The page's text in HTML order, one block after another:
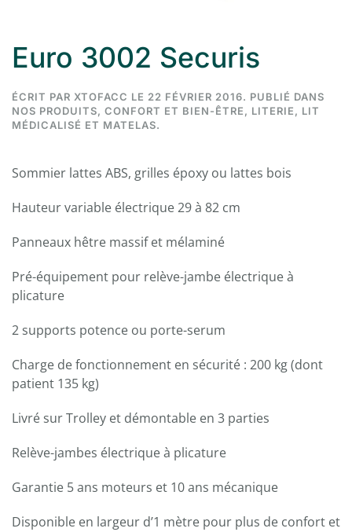
Euro 3002 Securis
ÉCRIT PAR XTOFACC LE 22 FÉVRIER 2016. PUBLIÉ DANS
NOS PRODUITS, CONFORT ET BIEN-ÊTRE, LITERIE, LIT
MÉDICALISÉ ET MATELAS.
Sommier lattes ABS, grilles époxy ou lattes bois
Hauteur variable électrique 29 à 82 cm
Panneaux hêtre massif et mélaminé
Pré-équipement pour relève-jambe électrique à
plicature
2 supports potence ou porte-serum
Charge de fonctionnement en sécurité : 200 kg (dont
patient 135 kg)
Livré sur Trolley et démontable en 3 parties
Relève-jambes électrique à plicature
Garantie 5 ans moteurs et 10 ans mécanique
Disponible en largeur d’1 mètre pour plus de confort et